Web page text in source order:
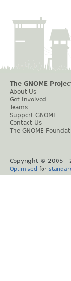
The GNOME
About Us
Get Involved
Teams
Support GNOME
Contact Us
The GNOME
Copyright © 2005 -
Optimised for